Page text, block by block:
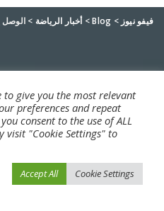
فيفو نيوز >
Blog
> أخبار الرياضة > الوصل
to give you the most relevant
preferences and repeat
consent to the use of ALL
visit "Cookie Settings" to
Cookie Settings
Accept All